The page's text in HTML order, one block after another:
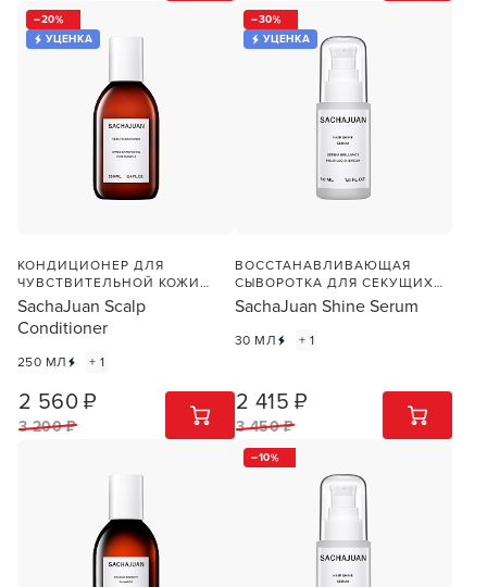
20
УЦЕНКА
КОНДИЦИОНЕР ДЛЯ
ЧУВСТВИТЕЛЬНОЙ КОЖИ
ГОЛОВЫ
SachaJuan Scalp
Conditioner
250 МЛ + 1
2 560 ₽
3 200 ₽
1 ШТ
30
УЦЕНКА
ВОССТАНАВЛИВАЮЩАЯ
СЫВОРОТКА ДЛЯ СЕКУЩИХСЯ
ВОЛОС
SachaJuan Shine Serum
30 МЛ + 1
2 415 ₽
3 450 ₽
1 ШТ
10